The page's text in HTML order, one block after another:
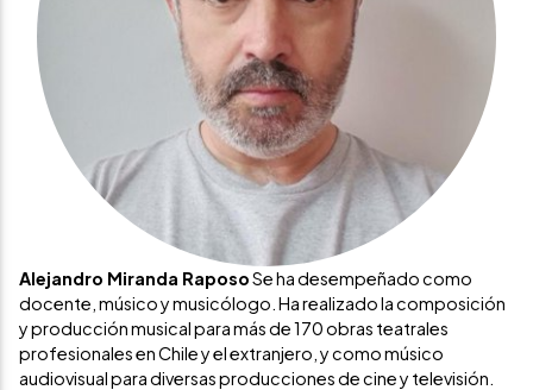
Alejandro Miranda RaposoSe ha desempeñado como
docente, músico y musicólogo. Ha realizado la composición
y producción musical para más de 170 obras teatrales
profesionales en Chile y el extranjero, y como músico
audiovisual para diversas producciones de cine y televisión.